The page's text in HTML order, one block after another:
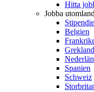
Hitta
Jobba
Belgien
Grekland
Spanien
Schweiz